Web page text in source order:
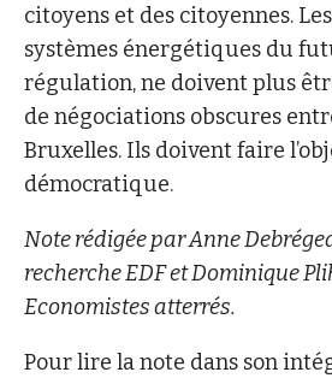
citoyens et des citoyennes.
systèmes énergétiques du
régulation, ne doivent plus
de négociations obscures
Bruxelles. Ils doivent faire
démocratique.
Note rédigée par Anne
recherche EDF et Dominique
Economistes atterrés.
Pour lire la note dans son